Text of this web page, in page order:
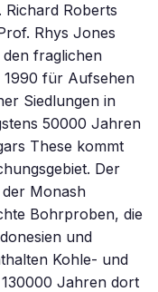
Roberts
Rhys Jones
fraglichen
1990 für Aufsehen
Siedlungen in
50000 Jahren
These kommt
Der
Monash
Bohrproben, die
und
Kohle- und
Jahren dort